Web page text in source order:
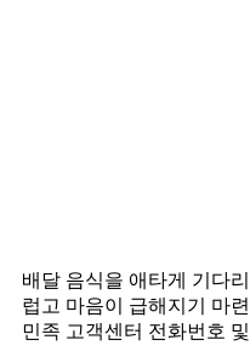
배달 음식을 애타게 기다
럽고 마음이 급해지기 마
민족 고객센터 전화번호